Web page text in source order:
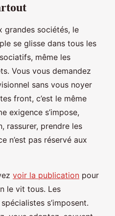
grandes sociétés, le
se glisse dans tous les
même les
Vous vous demandez
sans vous noyer
front, c’est le même
exigence s’impose,
rassurer, prendre les
n’est pas réservé aux
voir la publication pour
le vit tous. Les
s’imposent.